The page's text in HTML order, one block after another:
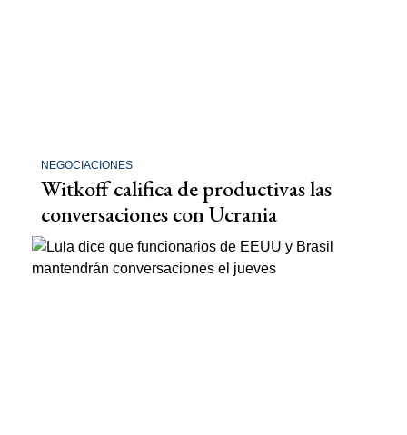
NEGOCIACIONES
Witkoff califica de productivas las
conversaciones con Ucrania